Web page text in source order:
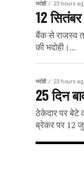
भदोही 23 hours
12
बैंक से राजस्व
की भदोही।...
भदोही 23 hours
25 दिन
ठेकेदार पर बेटे
ब्रेकर पर 12